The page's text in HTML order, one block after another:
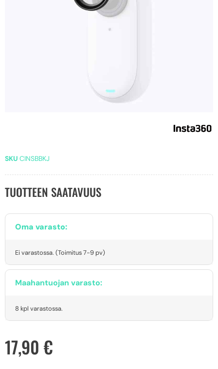
SKU CINSBBKJ
TUOTTEEN SAATAVUUS
Oma varasto:
Ei varastossa. (Toimitus 7-9 pv)
Maahantuojan varasto:
8 kpl varastossa.
17,90 €